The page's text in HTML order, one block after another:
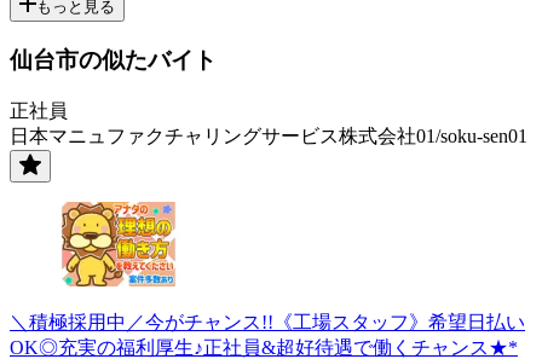
もっと見る
仙台市の似たバイト
正社員
日本マニュファクチャリングサービス株式会社01/soku-sen01
＼積極採用中／今がチャンス!!《工場スタッフ》希望日払い
OK◎充実の福利厚生♪正社員&超好待遇で働くチャンス★*